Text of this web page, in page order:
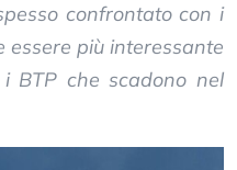
confrontato con i
più interessante
BTP che scadono nel